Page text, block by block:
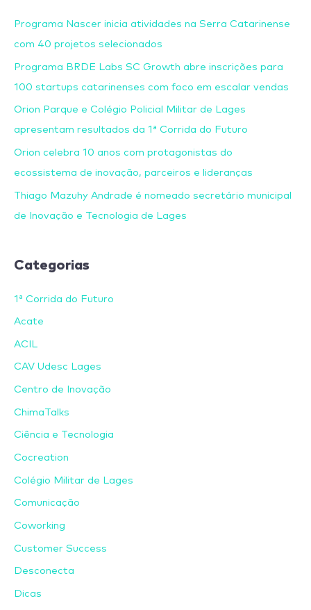
Programa Nascer inicia atividades na Serra Catarinense
com 40 projetos selecionados
Programa BRDE Labs SC Growth abre inscrições para
100 startups catarinenses com foco em escalar vendas
Orion Parque e Colégio Policial Militar de Lages
apresentam resultados da 1ª Corrida do Futuro
Orion celebra 10 anos com protagonistas do
ecossistema de inovação, parceiros e lideranças
Thiago Mazuhy Andrade é nomeado secretário municipal
de Inovação e Tecnologia de Lages
Categorias
1ª Corrida do Futuro
Acate
ACIL
CAV Udesc Lages
Centro de Inovação
ChimaTalks
Ciência e Tecnologia
Cocreation
Colégio Militar de Lages
Comunicação
Coworking
Customer Success
Desconecta
Dicas